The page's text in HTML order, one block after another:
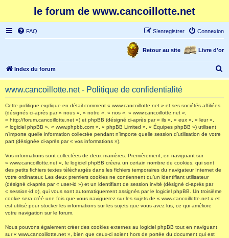
le forum de www.cancoillotte.net
FAQ Connexion
S’enregistrer
Livre d'or
Retour au site
Index du forum
e
www.cancoillotte.net - Politique de confidentialité
Cette politique explique en détail comment « www.cancoillotte.net » et ses sociétés affiliées
(désignés ci-après par « nous », « notre », « nos », « www.cancoillotte.net »,
« http://forum.cancoillotte.net ») et phpBB (désigné ci-après par « ils », « eux », « leur »,
« logiciel phpBB », « www.phpbb.com », « phpBB Limited », « Équipes phpBB ») utilisent
n’importe quelle information collectée pendant n’importe quelle session d’utilisation de votre
part (désignée ci-après par « vos informations »).
Vos informations sont collectées de deux manières. Premièrement, en naviguant sur
« www.cancoillotte.net », le logiciel phpBB créera un certain nombre de cookies, qui sont
des petits fichiers textes téléchargés dans les fichiers temporaires du navigateur Internet de
votre ordinateur. Les deux premiers cookies ne contiennent qu’un identifiant utilisateur
(désigné ci-après par « user-id ») et un identifiant de session invité (désigné ci-après par
« session-id »), qui vous sont automatiquement assignés par le logiciel phpBB. Un troisième
cookie sera créé une fois que vous naviguerez sur les sujets de « www.cancoillotte.net » et
est utilisé pour stocker les informations sur les sujets que vous avez lus, ce qui améliore
votre navigation sur le forum.
Nous pouvons également créer des cookies externes au logiciel phpBB tout en naviguant
sur « www.cancoillotte.net », bien que ceux-ci soient hors de portée du document qui est